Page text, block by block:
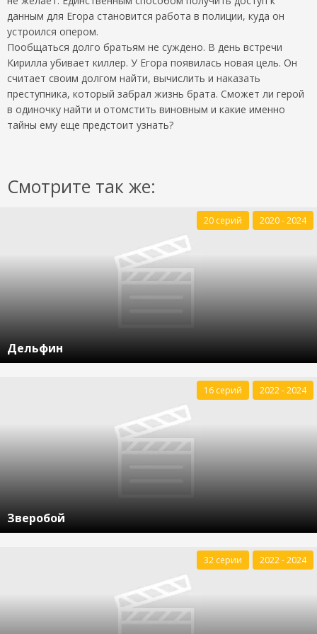
данным для Егора становится работа в полиции, куда он
устроился опером.
Пообщаться долго братьям не суждено. В день встречи
Кирилла убивает киллер. У Егора появилась новая цель. Он
считает своим долгом найти, вычислить и наказать
преступника, который забрал жизнь брата. Сможет ли герой
в одиночку найти и отомстить виновным и какие именно
тайны ему еще предстоит узнать?
Смотрите так же:
Дельфин
20 серий 2020 - 2024
Зверобой
16 серий 2022 - 2024
32 серии 2022 - 2024